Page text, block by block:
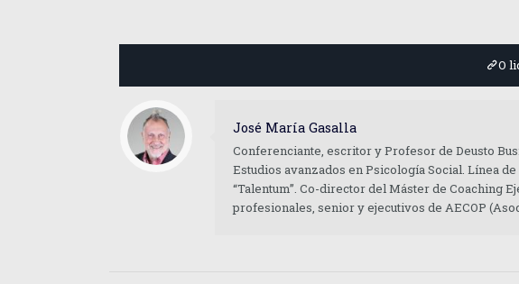
O
José María Gasalla
Conferenciante, escritor y Profesor de Deusto
Estudios avanzados en Psicología Social. Línea
“Talentum”. Co-director del Máster de Coaching
profesionales, senior y ejecutivos de AECOP